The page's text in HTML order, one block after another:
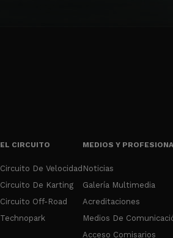
EL CIRCUITO
Circuito De Velocidad
Circuito De Karting
Circuito Off-Road
Technopark
MEDIOS Y
Noticias
Galería Multimedia
Acreditaciones
Medios De
Acceso Comisarios